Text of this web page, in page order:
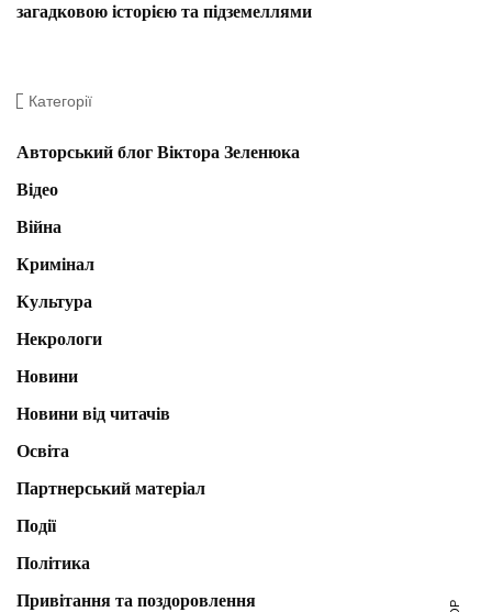
загадковою історією та підземеллями
Категорії
Авторський блог Віктора Зеленюка
Відео
Війна
Кримінал
Культура
Некрологи
Новини
Новини від читачів
Освіта
Партнерський матеріал
Події
Політика
Привітання та поздоровлення